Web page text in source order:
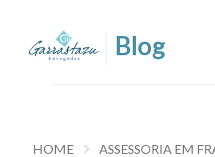
HOME ASSESSORIA EM